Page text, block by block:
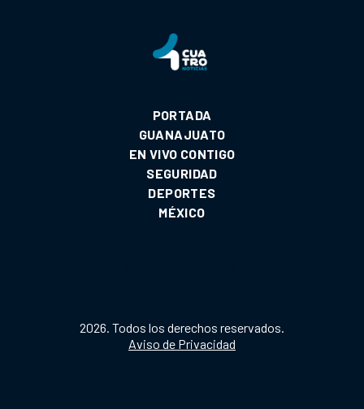
PORTADA
GUANAJUATO
EN VIVO CONTIGO
SEGURIDAD
DEPORTES
MÉXICO
2026. Todos los derechos reservados.
Aviso de Privacidad